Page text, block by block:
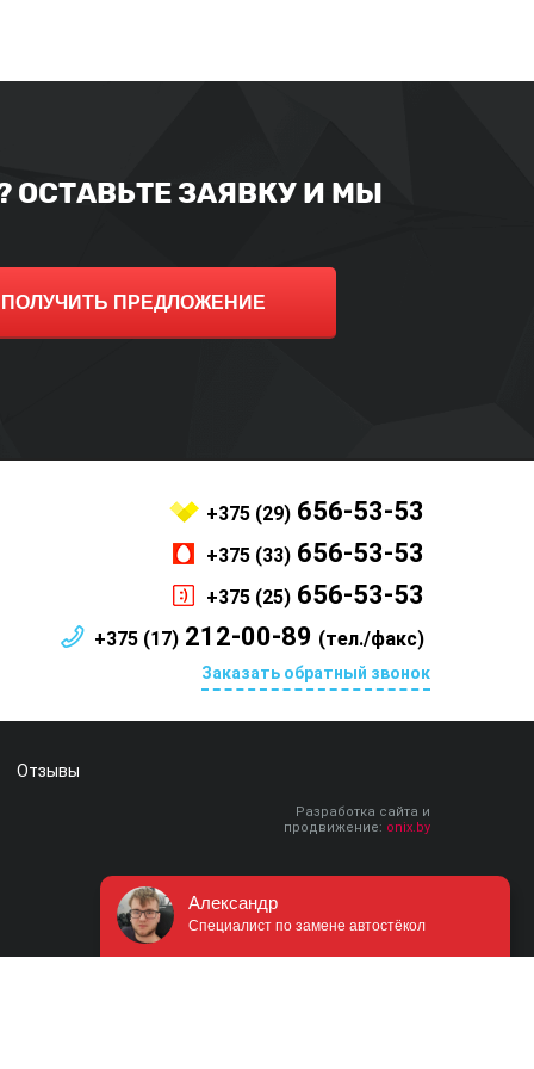
ЗАЯВКУ И МЫ
ПОЛУЧИТЬ ПРЕДЛОЖЕНИЕ
+375 (29)656-53-53
+375 (33)656-53-53
+375 (25)656-53-53
+375 (17)212-00-89 (тел./факс)
Заказать обратный звонок
Отзывы
Разработка сайта и
продвижение: onix.by
Александр
Специалист по замене автостёкол